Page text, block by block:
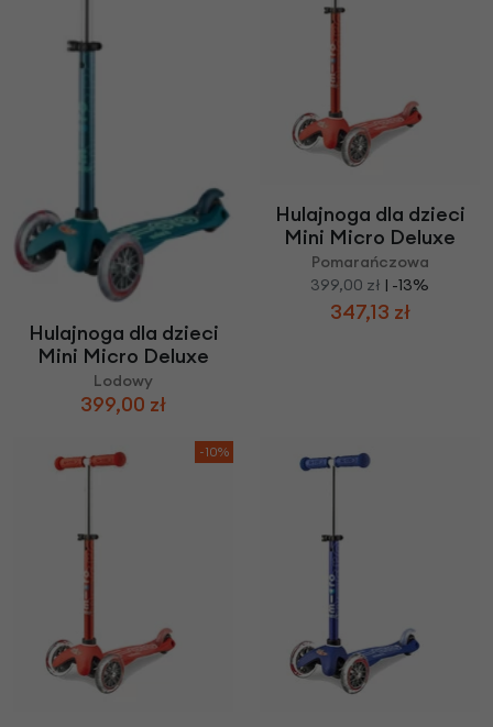
Hulajnoga dla dzieci
Mini Micro Deluxe
Lodowy
399,00 zł
Hulajnoga dla dzieci
Mini Micro Deluxe
Pomarańczowa
399,00 zł | -13%
347,13 zł
-10%